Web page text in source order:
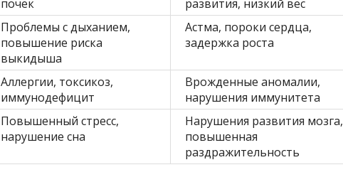
почек
развития, низкий вес
Проблемы с дыханием,
повышение риска
выкидыша
Астма, пороки сердца,
задержка роста
Аллергии, токсикоз,
иммунодефицит
Врожденные аномалии,
нарушения иммунитета
Повышенный стресс,
нарушение сна
Нарушения развития мозга,
повышенная
раздражительность